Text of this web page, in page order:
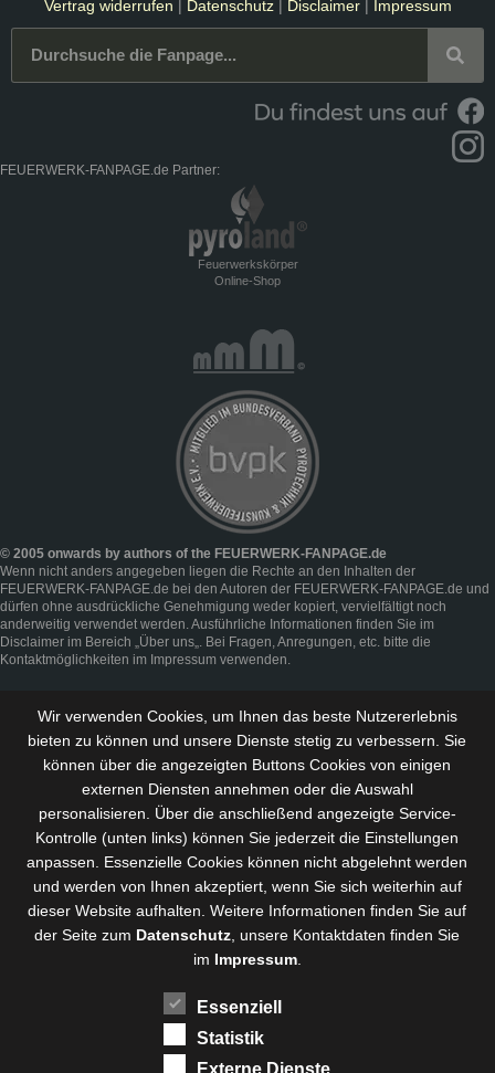
Vertrag widerrufen | Datenschutz| Disclaimer| Impressum
FEUERWERK-FANPAGE.de Partner:
Feuerwerkskörper
Online-Shop
© 2005 onwards by authors of the FEUERWERK-FANPAGE.de
Wenn nicht anders angegeben liegen die Rechte an den Inhalten der
FEUERWERK-FANPAGE.de bei den Autoren der FEUERWERK-FANPAGE.de und
dürfen ohne ausdrückliche Genehmigung weder kopiert, vervielfältigt noch
anderweitig verwendet werden. Ausführliche Informationen finden Sie im
Disclaimer im Bereich „Über uns„. Bei Fragen, Anregungen, etc. bitte die
Kontaktmöglichkeiten im Impressum verwenden.
Wir verwenden Cookies, um Ihnen das beste Nutzererlebnis
bieten zu können und unsere Dienste stetig zu verbessern . Sie
können über die angezeigten Buttons Cookies von einigen
externen Diensten annehmen oder die Auswahl
personalisieren. Über die anschließend angezeigte Service-
Kontrolle (unten links) können Sie jederzeit die Einstellungen
anpassen. Essenzielle Cookies können nicht abgelehnt werden
und werden von Ihnen akzeptiert, wenn Sie sich weiterhin auf
dieser Website aufhalten. Weitere Informationen finden Sie auf
der Seite zum Datenschutz , unsere Kontaktdaten finden Sie
im Impressum.
Essenziell
Statistik
Externe Dienste